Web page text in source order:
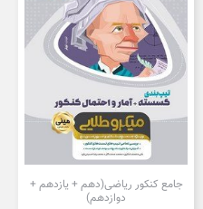
جامع کنکور ریاضی(دهم + یازدهم +
دوازدهم)